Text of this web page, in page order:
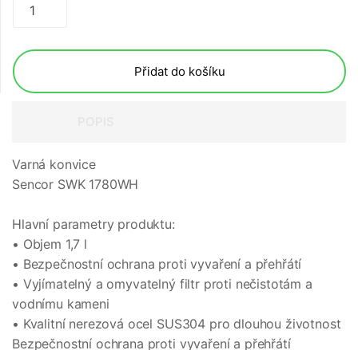
Přidat do košíku
Varná konvice
Sencor SWK 1780WH
Hlavní parametry produktu:
• Objem 1,7 l
• Bezpečnostní ochrana proti vyvaření a přehřátí
• Vyjímatelný a omyvatelný filtr proti nečistotám a
vodnímu kameni
• Kvalitní nerezová ocel SUS304 pro dlouhou životnost
Bezpečnostní ochrana proti vyvaření a přehřátí